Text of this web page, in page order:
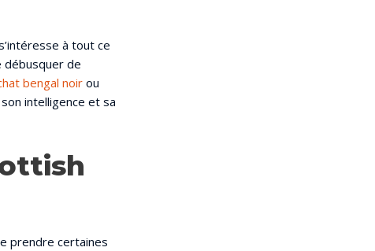
à tout ce
débusquer de
bengal noir ou
intelligence et sa
prendre certaines